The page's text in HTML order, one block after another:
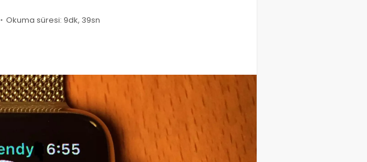
Okuma süresi: 9dk, 39sn